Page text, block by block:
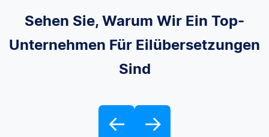
Sehen Sie, Warum Wir Ein Top-
Unternehmen Für Eilübersetzungen
Sind
← →